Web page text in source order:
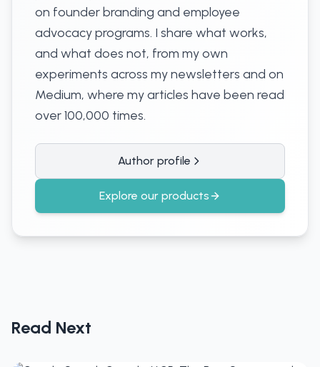
on founder branding and employee
advocacy programs. I share what works,
and what does not, from my own
experiments across my newsletters and on
Medium, where my articles have been read
over 100,000 times.
Author profile
Explore our products
Read Next